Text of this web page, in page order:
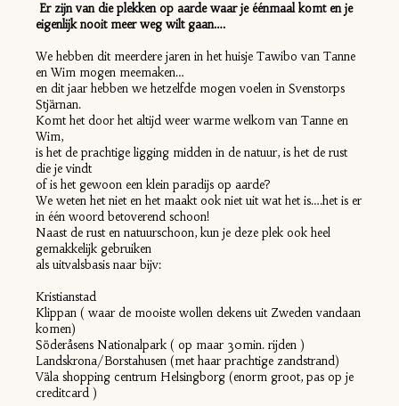
Er zijn van die plekken op aarde waar je éénmaal komt en je
eigenlijk nooit meer weg wilt gaan….
We hebben dit meerdere jaren in het huisje Tawibo van Tanne
en Wim mogen meemaken…
en dit jaar hebben we hetzelfde mogen voelen in Svenstorps
Stjärnan.
Komt het door het altijd weer warme welkom van Tanne en
Wim,
is het de prachtige ligging midden in de natuur, is het de rust
die je vindt
of is het gewoon een klein paradijs op aarde?
We weten het niet en het maakt ook niet uit wat het is….het is er
in één woord betoverend schoon!
Naast de rust en natuurschoon, kun je deze plek ook heel
gemakkelijk gebruiken
als uitvalsbasis naar bijv:
Kristianstad
Klippan ( waar de mooiste wollen dekens uit Zweden vandaan
komen)
Söderåsens Nationalpark ( op maar 30min. rijden )
Landskrona/Borstahusen (met haar prachtige zandstrand)
Väla shopping centrum Helsingborg (enorm groot, pas op je
creditcard )